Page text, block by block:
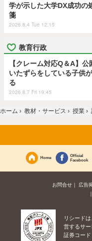
学が示した大学DX成功の
箋
2026.8.4 Tue 12:15
教育行政
【クレーム対応Q＆A】公
いたずらをしている子供
る
2026.8.7 Fri 19:45
ホーム › 教材・サービス › 授業 ›
Home
Official
Facebook
お問合せ 広告
リシード
営するサー
証券コード